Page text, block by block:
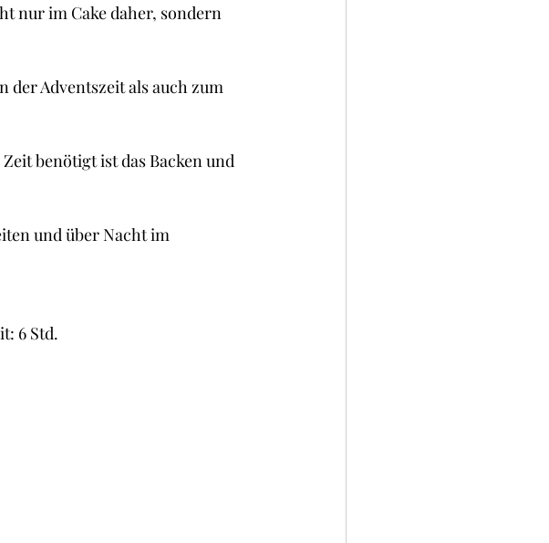
nur im Cake daher, sondern
der Adventszeit als auch zum
benötigt ist das Backen und
und über Nacht im
6 Std.